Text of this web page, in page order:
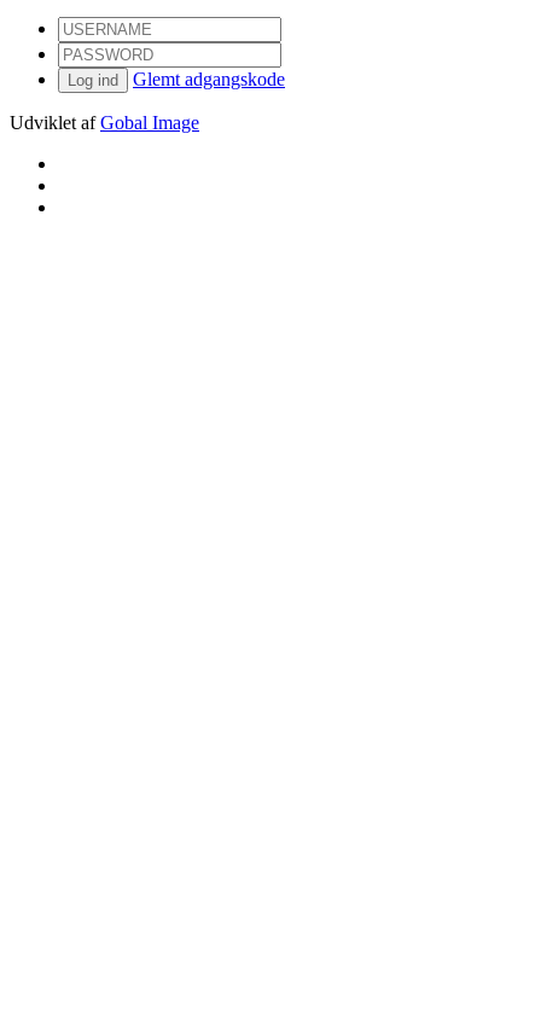
Log ind Glemt adgangskode
Udviklet afGobal Image